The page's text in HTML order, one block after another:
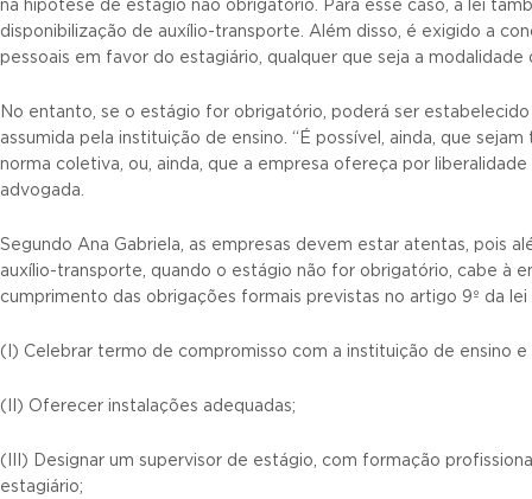
na hipótese de estágio não obrigatório. Para esse caso, a lei
disponibilização de auxílio-transporte. Além disso, é exigido a
pessoais em favor do estagiário, qualquer que seja a modalidade
No entanto, se o estágio for obrigatório, poderá ser
assumida pela instituição de ensino. “É possível, ainda, que
norma coletiva, ou, ainda, que a empresa ofereça por
advogada.
Segundo Ana Gabriela, as empresas devem estar atentas, pois
auxílio-transporte, quando o estágio não for obrigatório, cabe à
cumprimento das obrigações formais previstas no artigo 9º da lei
(I) Celebrar termo de compromisso com a instituição de ensino e
(II) Oferecer instalações adequadas;
(III) Designar um supervisor de estágio, com formação
estagiário;